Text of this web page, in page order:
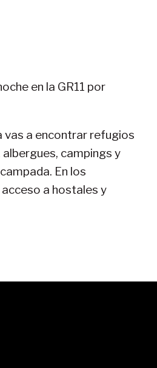
en la GR11 por
vas a encontrar refugios
campings y
En los
a hostales y